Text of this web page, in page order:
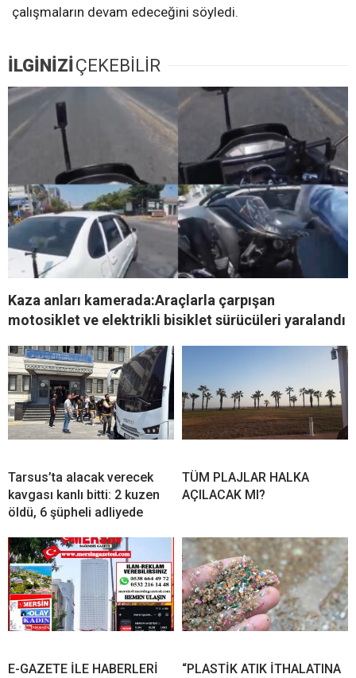
çalışmaların devam edeceğini söyledi.
İLGİNİZİ ÇEKEBİLİR
Kaza anları kamerada:Araçlarla çarpışan
motosiklet ve elektrikli bisiklet sürücüleri yaralandı
Tarsus’ta alacak verecek
kavgası kanlı bitti: 2 kuzen
öldü, 6 şüpheli adliyede
TÜM PLAJLAR HALKA
AÇILACAK MI?
E-GAZETE İLE HABERLERİ
“PLASTİK ATIK İTHALATINA